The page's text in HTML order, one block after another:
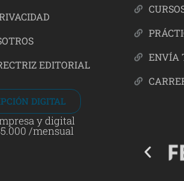
EDITORIAL
DIGITAL
y digital
/mensual
ENVÍA